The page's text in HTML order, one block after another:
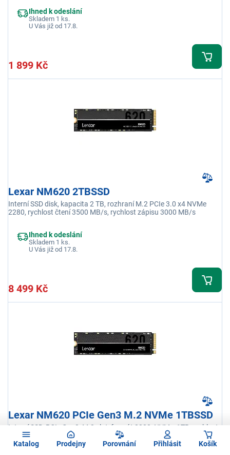
Katalog Prodejny Porovnání Přihlásit Košík
Ihned k odeslání
Skladem 1 ks.
U Vás již od 17.8.
1 899 Kč
Lexar NM620 2TBSSD
Interní SSD disk, kapacita 2 TB, rozhraní M.2 PCIe 3.0 x4 NVMe
2280, rychlost čtení 3500 MB/s, rychlost zápisu 3000 MB/s
Ihned k odeslání
Skladem 1 ks.
U Vás již od 17.8.
8 499 Kč
Lexar NM620 PCIe Gen3 M.2 NVMe 1TBSSD
Interní SSD, PCIe Gen3, M.2 slot, formát 2280, NVMe, 1TB, rychlost
čtení 3500MB/s, rychlost zápisu 3000MB/s